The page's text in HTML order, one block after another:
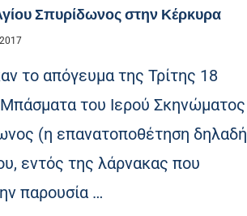
Σπυρίδωνος στην Κέρκυρα
το απόγευμα της Τρίτης 18
του Ιερού Σκηνώματος
(η επανατοποθέτηση δηλαδή
εντός της λάρνακας που
παρουσία …